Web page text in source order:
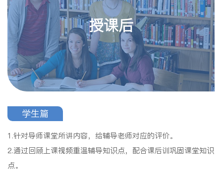
授课后
学生篇
1.针对导师课堂所讲内容，给辅导老师对应的评价。
2.通过回顾上课视频重温辅导知识点，配合课后训巩固课堂知识
点。